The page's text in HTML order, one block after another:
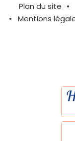
Plan du site
Mentions